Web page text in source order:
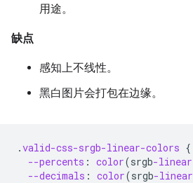
用途。
缺点
感知上不线性。
黑白图片会打包在边缘。
.valid-css-srgb-linear-colors {
--percents : color(srgb-linear
--decimals : color(srgb-linear